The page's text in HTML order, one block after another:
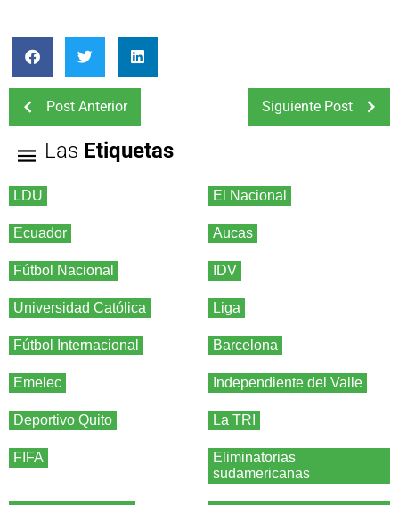
Post Anterior Siguiente Post
Las Etiquetas
LDU El Nacional
Ecuador Aucas
Fútbol Nacional IDV
Universidad Católica Liga
Fútbol Internacional Barcelona
Emelec Independiente del Valle
Deportivo Quito La TRI
FIFA
Eliminatorias
sudamericanas